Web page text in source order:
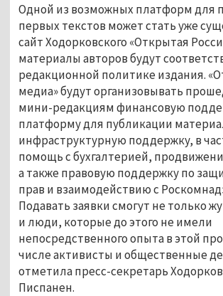
Одной из возможных платформ для
первых текстов может стать уже
сайт Ходорковского «Открытая
материалы авторов будут
редакционной политике издания.
медиа» будут организовывать
мини-редакциям финансовую
платформу для публикации
инфраструктурную поддержку, в
помощь с бухгалтерией,
а также правовую поддержку по
прав и взаимодействию с
Подавать заявки смогут не только
и люди, которые до этого не имели
непосредственного опыта в этой
числе активисты и общественные
отметила пресс-секретарь
Писпанен.